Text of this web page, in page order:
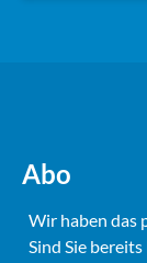
Abo
Wir haben das
Sind Sie